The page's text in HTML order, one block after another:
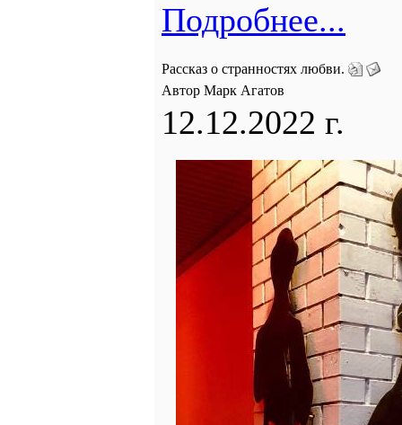
Подробнее...
Рассказ о странностях любви.
Автор Марк Агатов
12.12.2022 г.